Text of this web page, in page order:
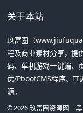
关于本站
玖富圈（
程及商业素材分享，提
码、单机游戏一键端、
优/PbootCMS程序、IT
源。
©2026玖富圈资源网